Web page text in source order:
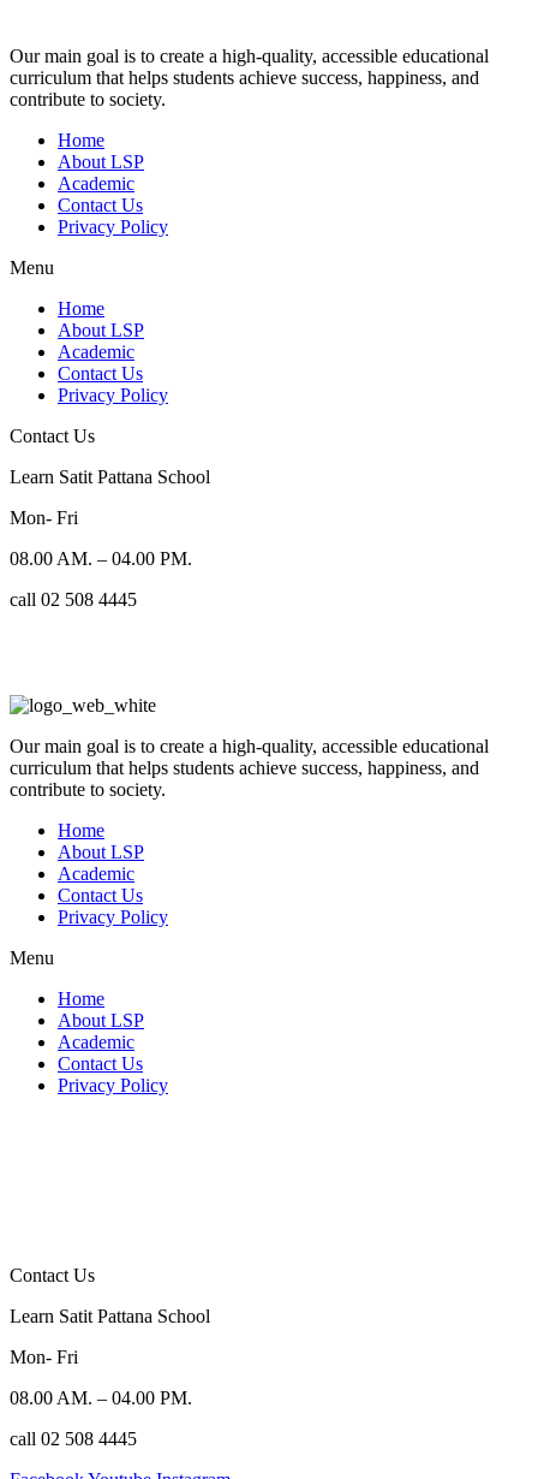
Our main goal is to create a high-quality, accessible educational
curriculum that helps students achieve success, happiness, and
contribute to society.
Home
About LSP
Academic
Contact Us
Privacy Policy
Menu
Home
About LSP
Academic
Contact Us
Privacy Policy
Contact Us
Learn Satit Pattana School
Mon- Fri
08.00 AM. – 04.00 PM.
call 02 508 4445
Our main goal is to create a high-quality, accessible educational
curriculum that helps students achieve success, happiness, and
contribute to society.
Home
About LSP
Academic
Contact Us
Privacy Policy
Menu
Home
About LSP
Academic
Contact Us
Privacy Policy
Contact Us
Learn Satit Pattana School
Mon- Fri
08.00 AM. – 04.00 PM.
call 02 508 4445